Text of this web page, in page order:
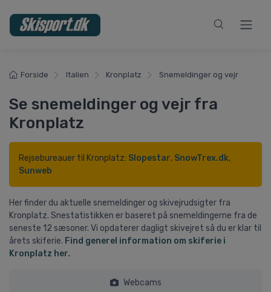
Forside Italien Kronplatz Snemeldinger og vejr
Se snemeldinger og vejr fra
Kronplatz
Rejsebureauer til Kronplatz: Slopestar, SnowTrex.dk,
Sunweb
Her finder du aktuelle snemeldinger og skivejrudsigter fra
Kronplatz. Snestatistikken er baseret på snemeldingerne fra de
seneste 12 sæsoner. Vi opdaterer dagligt skivejret så du er klar til
årets skiferie. Find generel information om skiferie i
Kronplatz her.
Webcams